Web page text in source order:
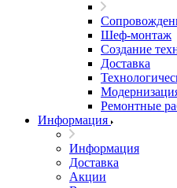
Шеф-монтаж
Создание
Доставка
Ремонтные
Информация
Информация
Доставка
Акции